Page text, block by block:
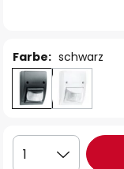
Farbe: schwarz
1